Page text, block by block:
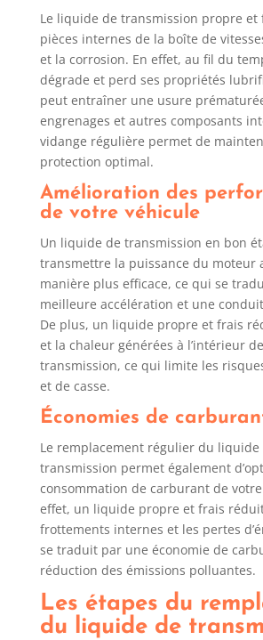
Le liquide de transmission propre et
pièces internes de la boîte de
et la corrosion. En effet, au fil du
dégrade et perd ses propriétés
peut entraîner une usure
engrenages et autres composants
vidange régulière permet de
protection optimal.
Amélioration des
de votre véhicule
Un liquide de transmission en bon
transmettre la puissance du moteur
manière plus efficace, ce qui se
meilleure accélération et une
De plus, un liquide propre et frais
et la chaleur générées à l’intérieur
transmission, ce qui limite les
et de casse.
Économies de
Le remplacement régulier du liquide
transmission permet également
consommation de carburant de
effet, un liquide propre et frais
frottements internes et les pertes
se traduit par une économie de
réduction des émissions polluantes.
Les étapes du
du liquide de